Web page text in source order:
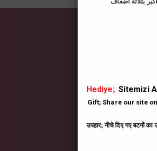
|
Hediye; Sitemizi
Gift; Share our site
उपहार; नीचे दिए गए बटनों